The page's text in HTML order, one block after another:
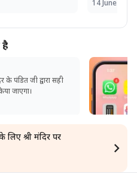
14 June 2025
के पंडित जी द्वारा सही
जाएगा।
श्री मंदिर पर